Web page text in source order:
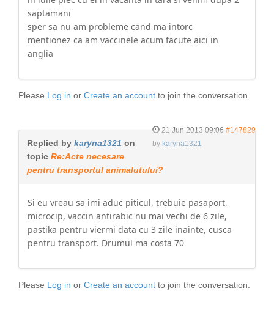
saptamani
sper sa nu am probleme cand ma intorc
mentionez ca am vaccinele acum facute aici in
anglia
Please Log in or Create an account to join the conversation.
21 Jun 2013 09:06 #147829
by karyna1321
Replied by karyna1321 on
topic Re:Acte necesare
pentru transportul animalutului?
Si eu vreau sa imi aduc piticul, trebuie pasaport,
microcip, vaccin antirabic nu mai vechi de 6 zile,
pastika pentru viermi data cu 3 zile inainte, cusca
pentru transport. Drumul ma costa 70
Please Log in or Create an account to join the conversation.